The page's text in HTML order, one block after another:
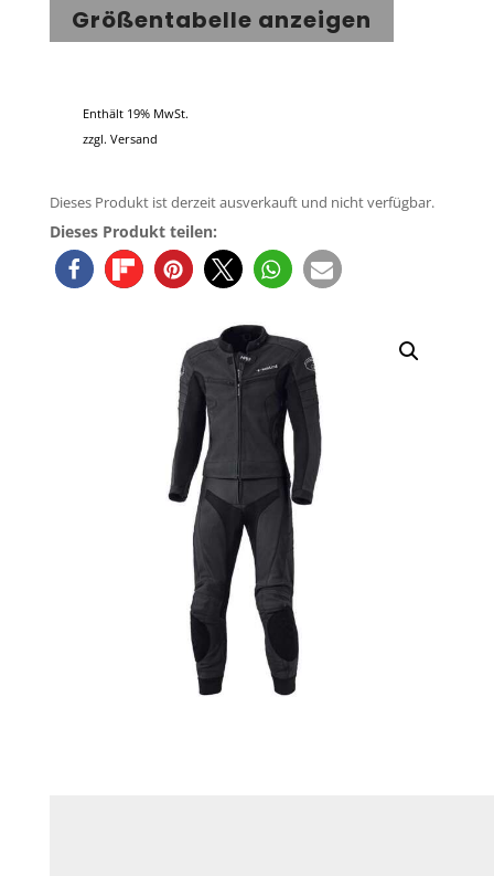
Dieses Produkt teilen:
Größentabelle anzeigen
Enthält 19% MwSt.
zzgl. Versand
Dieses Produkt ist derzeit ausverkauft und nicht verfügbar.